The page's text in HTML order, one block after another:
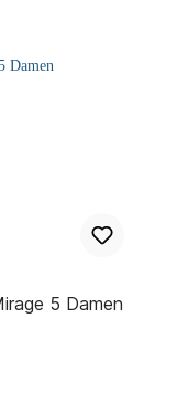
5 Damen